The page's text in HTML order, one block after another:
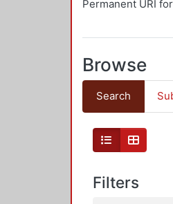
Permanent URI
Browse
Search
Filters